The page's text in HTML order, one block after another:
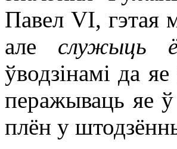
Павел VI, гэтая
але служыць
ўводзінамі да
перажываць яе ў
плён у